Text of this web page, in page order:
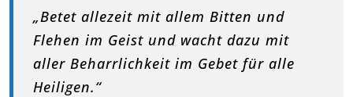
„Betet allezeit mit allem Bitten und
Flehen im Geist und wacht dazu mit
aller Beharrlichkeit im Gebet für alle
Heiligen.“